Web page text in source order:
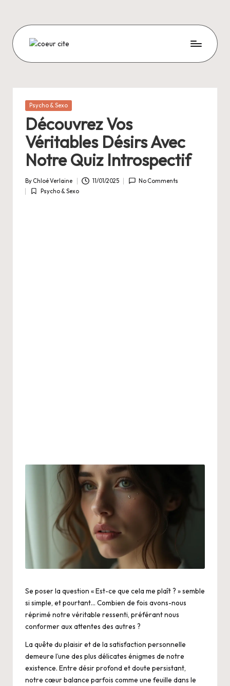
content
C
E
U
R
C
I
T
E
Posted
Psycho & Sexo
Découvrez Vos
Véritables Désirs Avec
Notre Quiz Introspectif
Posted
by
By Chloé Verlaine 11/01/2025 No Comments
Posted
Psycho & Sexo
Se poser la question « Est-ce que cela me plaît ? » semble
si simple, et pourtant… Combien de fois avons-nous
réprimé notre véritable ressenti, préférant nous
conformer aux attentes des autres ?
La quête du plaisir et de la satisfaction personnelle
demeure l’une des plus délicates énigmes de notre
existence. Entre désir profond et doute persistant,
notre cœur balance parfois comme une feuille dans le